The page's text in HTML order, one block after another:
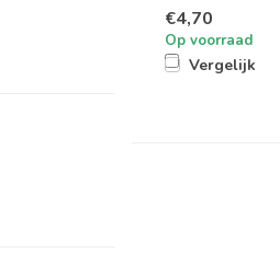
€4,70
Op voorraad
Vergelijk